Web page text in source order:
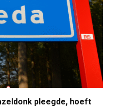
pleegde, hoeft